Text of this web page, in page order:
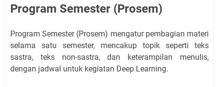
Program Semester (Prosem)
Program Semester (Prosem) mengatur pembagian materi
selama satu semester, mencakup topik seperti teks
sastra, teks non-sastra, dan keterampilan menulis,
dengan jadwal untuk kegiatan Deep Learning.